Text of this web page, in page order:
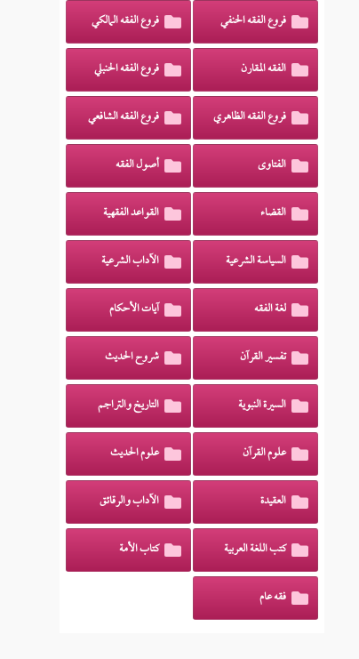
فروع الفقه الحنفي فروع الفقه المالكي
الفقه المقارن فروع الفقه الحنبلي
فروع الفقه الظاهري فروع الفقه الشافعي
الفتاوى أصول الفقه
القضاء القواعد الفقهية
السياسة الشرعية الآداب الشرعية
لغة الفقه آيات الأحكام
تفسير القرآن شروح الحديث
السيرة النبوية التاريخ والتراجم
علوم القرآن علوم الحديث
العقيدة الآداب والرقائق
كتب اللغة العربية كتاب الأمة
فقه عام